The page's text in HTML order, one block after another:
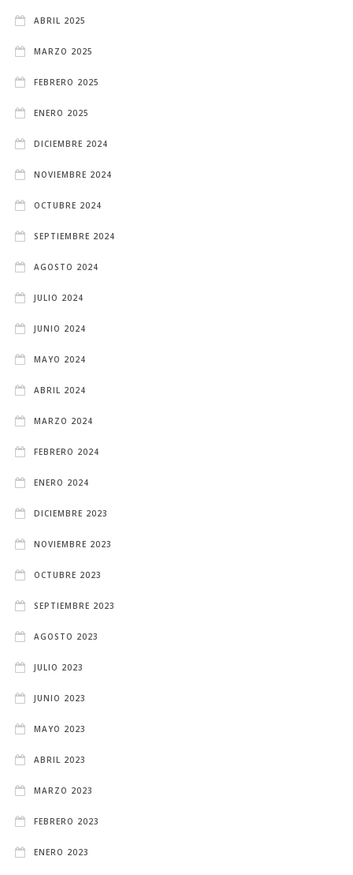
ABRIL 2025
MARZO 2025
FEBRERO 2025
ENERO 2025
DICIEMBRE 2024
NOVIEMBRE 2024
OCTUBRE 2024
SEPTIEMBRE 2024
AGOSTO 2024
JULIO 2024
JUNIO 2024
MAYO 2024
ABRIL 2024
MARZO 2024
FEBRERO 2024
ENERO 2024
DICIEMBRE 2023
NOVIEMBRE 2023
OCTUBRE 2023
SEPTIEMBRE 2023
AGOSTO 2023
JULIO 2023
JUNIO 2023
MAYO 2023
ABRIL 2023
MARZO 2023
FEBRERO 2023
ENERO 2023